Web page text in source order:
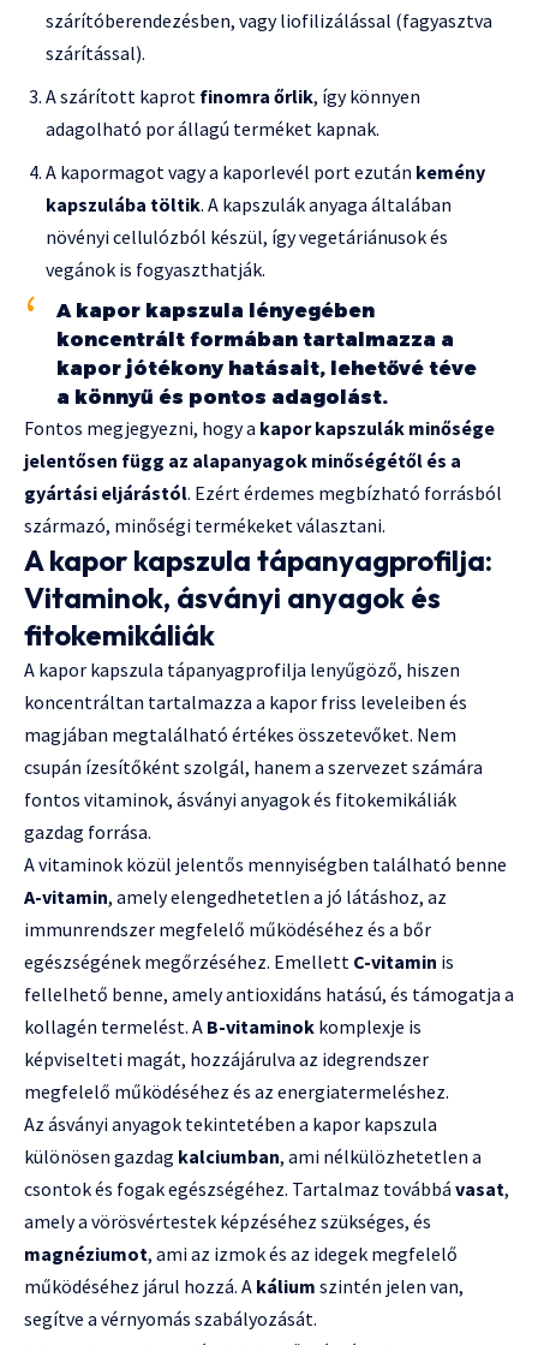
szárítóberendezésben, vagy liofilizálással (fagyasztva
szárítással).
A szárított kaprot finomra őrlik, így könnyen
adagolható por állagú terméket kapnak.
A kapormagot vagy a kaporlevél port ezután kemény
kapszulába töltik. A kapszulák anyaga általában
növényi cellulózból készül, így vegetáriánusok és
vegánok is fogyaszthatják.
A kapor kapszula lényegében
koncentrált formában tartalmazza a
kapor jótékony hatásait, lehetővé téve
a könnyű és pontos adagolást.
Fontos megjegyezni, hogy a kapor kapszulák minősége
jelentősen függ az alapanyagok minőségétől és a
gyártási eljárástól. Ezért érdemes megbízható forrásból
származó, minőségi termékeket választani.
A kapor kapszula tápanyagprofilja:
Vitaminok, ásványi anyagok és
fitokemikáliák
A kapor kapszula tápanyagprofilja lenyűgöző, hiszen
koncentráltan tartalmazza a kapor friss leveleiben és
magjában megtalálható értékes összetevőket. Nem
csupán ízesítőként szolgál, hanem a szervezet számára
fontos vitaminok, ásványi anyagok és fitokemikáliák
gazdag forrása.
A vitaminok közül jelentős mennyiségben található benne
A-vitamin, amely elengedhetetlen a jó látáshoz, az
immunrendszer megfelelő működéséhez és a bőr
egészségének megőrzéséhez. Emellett C-vitamin is
fellelhető benne, amely antioxidáns hatású, és támogatja a
kollagén termelést. A B-vitaminok komplexje is
képviselteti magát, hozzájárulva az idegrendszer
megfelelő működéséhez és az energiatermeléshez.
Az ásványi anyagok tekintetében a kapor kapszula
különösen gazdag kalciumban, ami nélkülözhetetlen a
csontok és fogak egészségéhez. Tartalmaz továbbá vasat,
amely a vörösvértestek képzéséhez szükséges, és
magnéziumot, ami az izmok és az idegek megfelelő
működéséhez járul hozzá. A kálium szintén jelen van,
segítve a vérnyomás szabályozását.